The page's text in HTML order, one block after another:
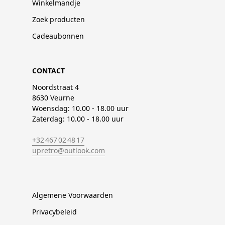
Winkelmandje
Zoek producten
Cadeaubonnen
CONTACT
Noordstraat 4
8630 Veurne
Woensdag: 10.00 - 18.00 uur
Zaterdag: 10.00 - 18.00 uur
+32 467 02 48 17
upretro@outlook.com
Algemene Voorwaarden
Privacybeleid